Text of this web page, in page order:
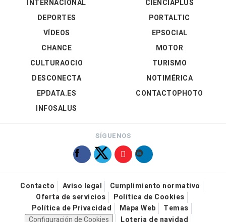
INTERNACIONAL
DEPORTES
VÍDEOS
CIENCIAPLUS
PORTALTIC
EPSOCIAL
CHANCE
CULTURAOCIO
DESCONECTA
EPDATA.ES
INFOSALUS
MOTOR
TURISMO
NOTIMÉRICA
CONTACTOPHOTO
SÍGUENOS
Contacto Aviso legal
Cumplimiento normativo
Oferta de servicios
Política de Cookies
Política de Privacidad
Mapa Web
Temas
Configuración de Cookies
Loteria de navidad